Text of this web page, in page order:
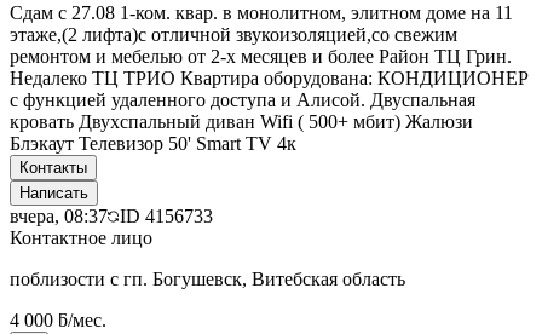
Сдам с 27.08 1-ком. квар. в монолитном, элитном доме на 11
этаже,(2 лифта)с отличной звукоизоляцией,со свежим
ремонтом и мебелью от 2-х месяцев и более Район ТЦ Грин.
Недалеко ТЦ ТРИО Квартира оборудована: КОНДИЦИОНЕР
с функцией удаленного доступа и Алисой. Двуспальная
кровать Двухспальный диван Wifi ( 500+ мбит) Жалюзи
Блэкаут Телевизор 50' Smart TV 4к
Контакты
Написать
вчера, 08:37 ID 4156733
Контактное лицо
поблизости с гп. Богушевск, Витебская область
4 000 ƃ/мес.